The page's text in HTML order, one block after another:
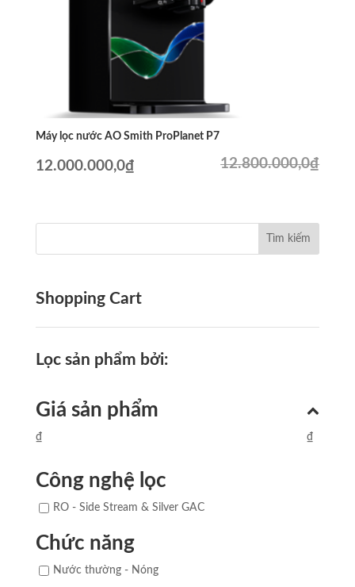
Máy lọc nước AO Smith ProPlanet P7
12.800.000,0₫
Giá
12.000.000,0₫Giá
Shopping Cart
Lọc sản phẩm bởi:
Giá sản phẩm
₫ ₫
Công nghệ lọc
RO - Side Stream & Silver GAC
Chức năng
Nước thường - Nóng